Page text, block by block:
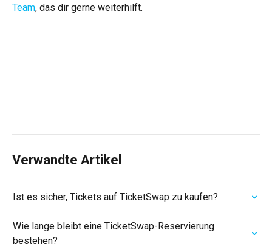
Team, das dir gerne weiterhilft.
Verwandte Artikel
Ist es sicher, Tickets auf TicketSwap zu kaufen?
Wie lange bleibt eine TicketSwap-Reservierung
bestehen?